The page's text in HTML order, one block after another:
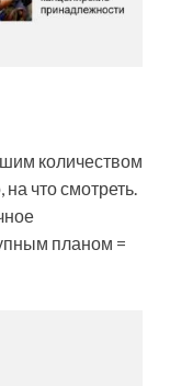
количеством
что смотреть.
планом =